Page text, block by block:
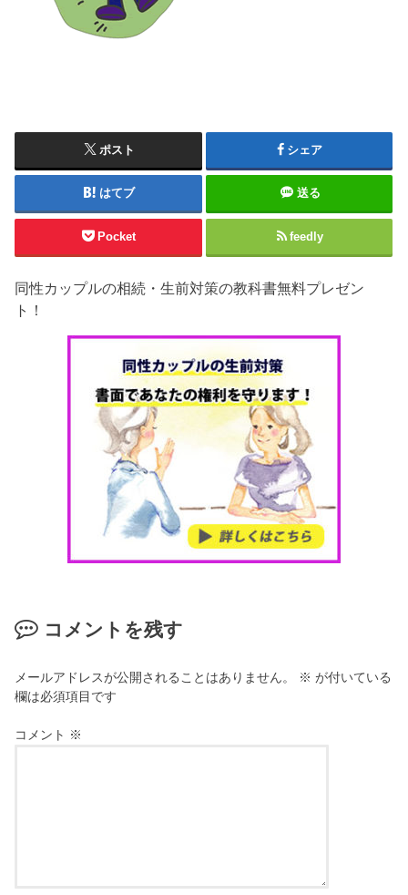
ポスト シェア
はてブ 送る
Pocket feedly
同性カップルの相続・生前対策の教科書無料プレゼン
ト！
コメントを残す
メールアドレスが公開されることはありません。 ※ が付いている
欄は必須項目です
コメント ※